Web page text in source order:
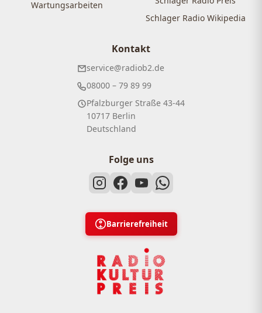
Wartungsarbeiten
Schlager Radio Wikipedia
Kontakt
service@radiob2.de
08000 – 79 89 99
Pfalzburger Straße 43-44
10717 Berlin
Deutschland
Folge uns
Barrierefreiheit